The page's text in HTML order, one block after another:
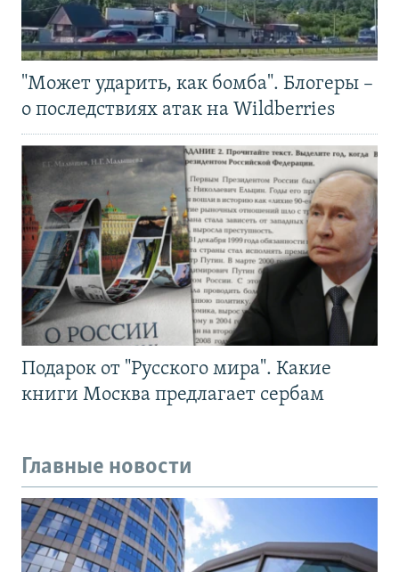
"Может ударить, как бомба". Блогеры –
о последствиях атак на Wildberries
Подарок от "Русского мира". Какие
книги Москва предлагает сербам
Главные новости